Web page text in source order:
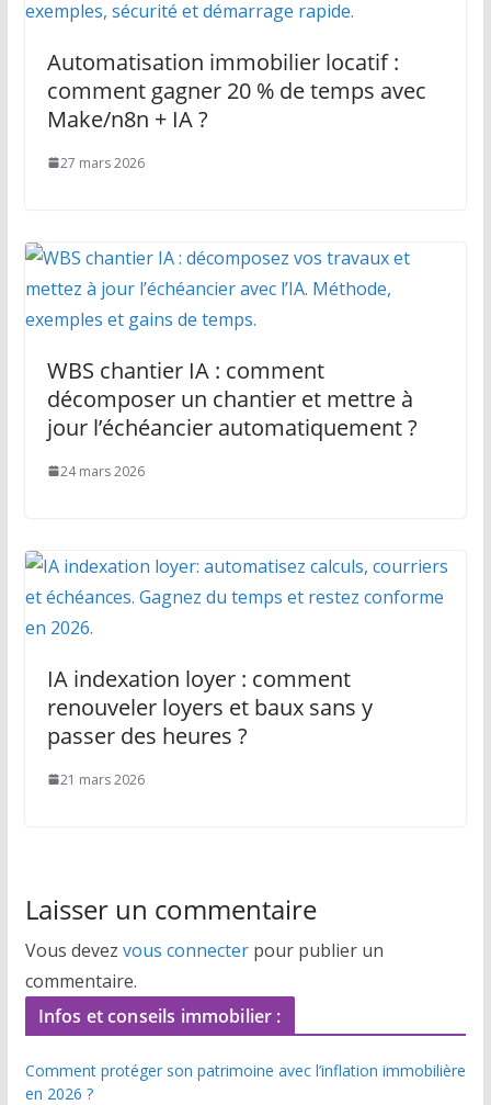
Automatisation immobilier locatif :
comment gagner 20 % de temps avec
Make/n8n + IA ?
27 mars 2026
WBS chantier IA : comment
décomposer un chantier et mettre à
jour l’échéancier automatiquement ?
24 mars 2026
IA indexation loyer : comment
renouveler loyers et baux sans y
passer des heures ?
21 mars 2026
Laisser un commentaire
Vous devez vous connecterpour publier un
commentaire.
Infos et conseils immobilier :
Comment protéger son patrimoine avec l’inflation immobilière
en 2026 ?